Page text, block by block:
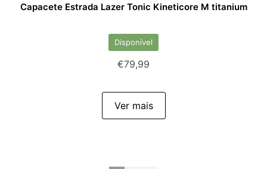
Capacete Estrada Lazer Tonic Kineticore M titanium
Disponível
€79,99
Ver mais